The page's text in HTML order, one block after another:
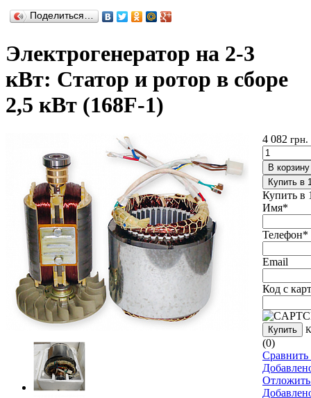
Поделиться…
Электрогенератор на 2-3
кВт: Статор и ротор в сборе
2,5 кВт (168F-1)
4 082 грн.
В корзину
Купить в
Купить в
Имя*
Телефон*
Email
Код с
Купить
(0)
Сравнить
Отложить